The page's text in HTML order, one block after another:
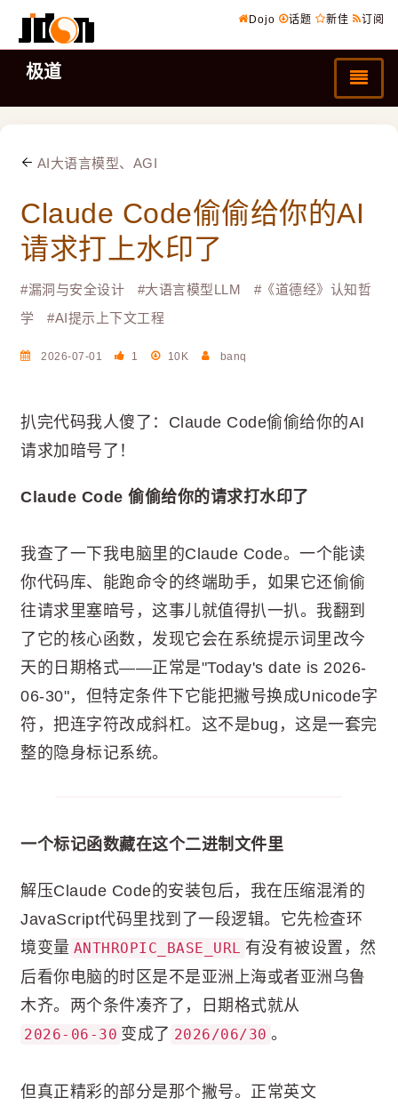
Dojo 话题 新佳 订阅
极道
AI大语言模型、AGI
Claude Code偷偷给你的AI
请求打上水印了
#漏洞与安全设计 #大语言模型LLM #《道德经》认知哲
学
#AI提示上下文工程
2026-07-01 1 10K banq
扒完代码我人傻了：Claude Code偷偷给你的AI
请求加暗号了！
Claude Code 偷偷给你的请求打水印了
我查了一下我电脑里的Claude Code。一个能读
你代码库、能跑命令的终端助手，如果它还偷偷
往请求里塞暗号，这事儿就值得扒一扒。我翻到
了它的核心函数，发现它会在系统提示词里改今
天的日期格式——正常是"Today's date is 2026-
06-30"，但特定条件下它能把撇号换成Unicode字
符，把连字符改成斜杠。这不是bug，这是一套完
整的隐身标记系统。
一个标记函数藏在这个二进制文件里
解压Claude Code的安装包后，我在压缩混淆的
JavaScript代码里找到了一段逻辑。它先检查环
境变量 ANTHROPIC_BASE_URL
有没有被设置，然
后看你电脑的时区是不是亚洲上海或者亚洲乌鲁
木齐。两个条件凑齐了，日期格式就从
2026-06-30 变成了 2026/06/30 。
但真正精彩的部分是那个撇号。正常英文